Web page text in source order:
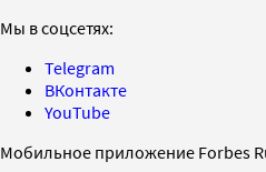
Мы в соцсетях:
Telegram
ВКонтакте
YouTube
Мобильное приложение Forbes